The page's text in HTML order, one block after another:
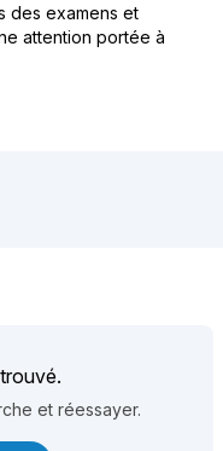
des examens et
attention portée à
et réessayer.